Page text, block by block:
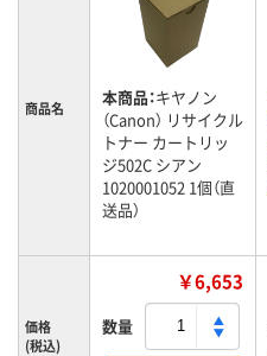
商品名 本商品：キヤノン
（Canon） リサイクル
トナー カートリッ
ジ502C シアン
1020001052 1個（直
送品）
価格
(税込)
￥6,653
数量